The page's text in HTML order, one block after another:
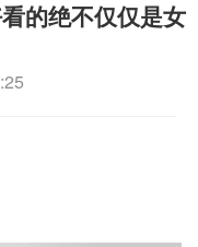
的绝不仅仅是女